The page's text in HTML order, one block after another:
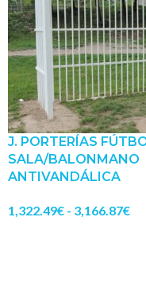
J. PORTERÍAS
SALA/BALONMANO
ANTIVANDÁLICA
1,322.49€ - 3,166.87€